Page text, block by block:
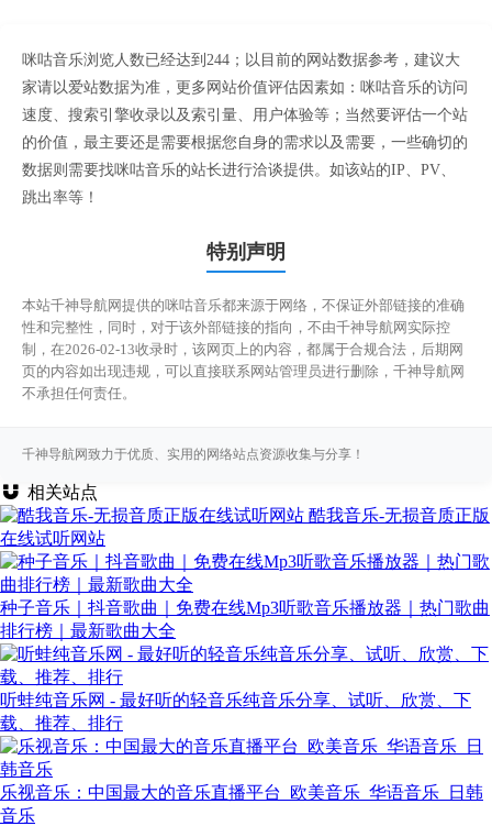
咪咕音乐浏览人数已经达到244；以目前的网站数据参考，建议大
家请以爱站数据为准，更多网站价值评估因素如：咪咕音乐的访问
速度、搜索引擎收录以及索引量、用户体验等；当然要评估一个站
的价值，最主要还是需要根据您自身的需求以及需要，一些确切的
数据则需要找咪咕音乐的站长进行洽谈提供。如该站的IP、PV、
跳出率等！
特别声明
本站千神导航网提供的咪咕音乐都来源于网络，不保证外部链接的准确
性和完整性，同时，对于该外部链接的指向，不由千神导航网实际控
制，在2026-02-13收录时，该网页上的内容，都属于合规合法，后期网
页的内容如出现违规，可以直接联系网站管理员进行删除，千神导航网
不承担任何责任。
千神导航网致力于优质、实用的网络站点资源收集与分享！
相关站点
酷我音乐-无损音质正版
在线试听网站
种子音乐｜抖音歌曲｜免费在线Mp3听歌音乐播放器｜热门歌曲
排行榜｜最新歌曲大全
听蛙纯音乐网 - 最好听的轻音乐纯音乐分享、试听、欣赏、下
载、推荐、排行
乐视音乐：中国最大的音乐直播平台_欧美音乐_华语音乐_日韩
音乐